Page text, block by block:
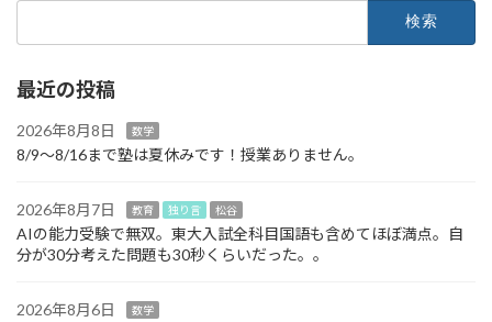
最近の投稿
2026年8月8日 数学
8/9～8/16まで塾は夏休みです！授業ありません。
2026年8月7日 教育 独り言 松谷
AIの能力受験で無双。東大入試全科目国語も含めてほぼ満点。自
分が30分考えた問題も30秒くらいだった。。
2026年8月6日 数学